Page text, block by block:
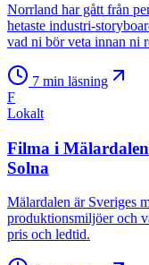
Norrland har gått från
hetaste industri-
vad ni bör veta innan ni
7 min läsning
F
Lokalt
Filma i
Solna
Mälardalen är Sveriges
produktionsmiljöer och
pris och ledtid.